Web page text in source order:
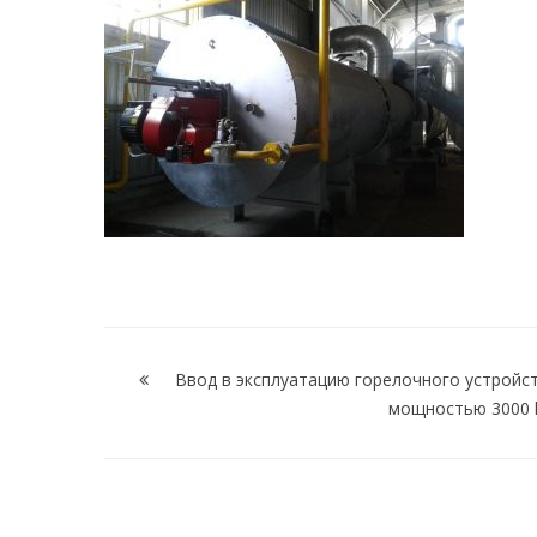
по
Ввод в эксплуатацию горелочного
мощностью 3000